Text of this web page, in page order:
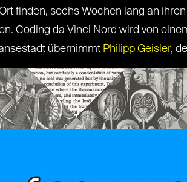
finden, sechs Wochen lang an
Coding da Vinci Nord wird von
übernimmt Philipp Geisler,